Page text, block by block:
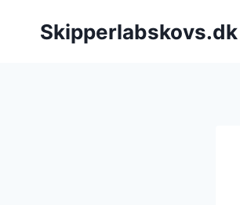
Skipperlabskovs.dk